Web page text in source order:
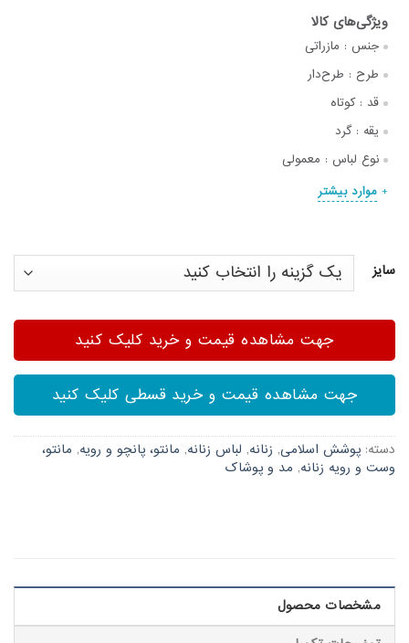
جنس : مازراتی
طرح : طرح‌دار
قد : کوتاه
یقه : گرد
نوع لباس : معمولی
موارد بیشتر
سایز
جهت مشاهده قیمت و خرید کلیک کنید
جهت مشاهده قیمت و خرید قسطی کلیک کنید
دسته: پوشش اسلامی, زنانه, لباس زنانه, مانتو، پانچو و رویه, مانتو،
وست و رویه زنانه, مد و پوشاک
مشخصات محصول